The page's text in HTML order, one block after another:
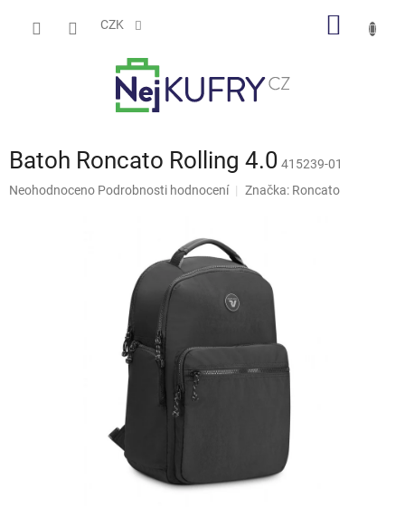
CZK
Batoh Roncato Rolling 4.0 415239-01
Průměrné
Neohodnoceno Podrobnosti hodnocení Značka: Roncato